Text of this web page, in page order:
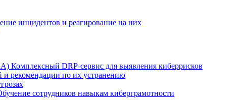
инцидентов и реагирование на них
Комплексный DRP-сервис для выявления киберрисков
и рекомендации по их устранению
сотрудников навыкам киберграмотности